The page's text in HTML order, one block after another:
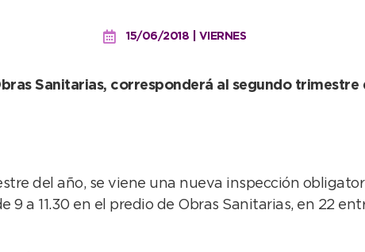
15/06/2018 | VIERNES
Sanitarias, corresponderá al segundo
del año, se viene una nueva inspección
9 a 11.30 en el predio de Obras Sanitarias, en 22